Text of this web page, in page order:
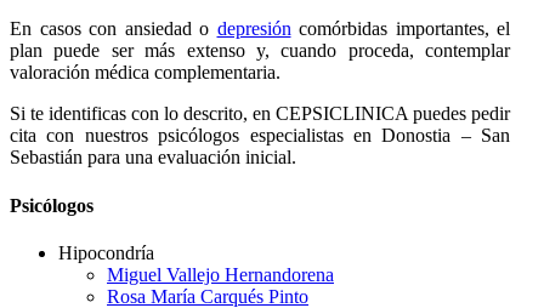
En casos con ansiedad o depresión comórbidas importantes, el
plan puede ser más extenso y, cuando proceda, contemplar
valoración médica complementaria.
Si te identificas con lo descrito, en CEPSICLINICA puedes pedir
cita con nuestros psicólogos especialistas en Donostia – San
Sebastián para una evaluación inicial.
Psicólogos
Hipocondría
Miguel Vallejo Hernandorena
Rosa María Carqués Pinto